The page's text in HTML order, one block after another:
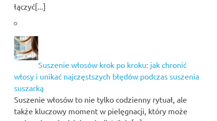
łączyć[...]
Suszenie włosów krok po kroku: jak chronić
włosy i unikać najczęstszych błędów podczas suszenia
suszarką
Suszenie włosów to nie tylko codzienny rytuał, ale
także kluczowy moment w pielęgnacji, który może